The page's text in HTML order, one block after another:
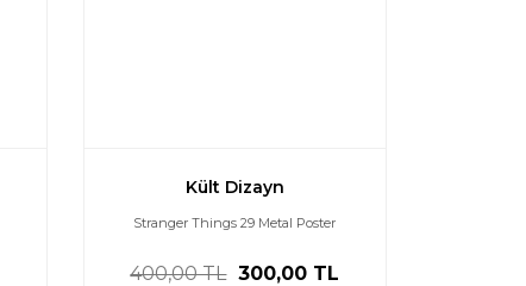
Kült Dizayn
Stranger Things 29 Metal Poster
400,00 TL 300,00 TL